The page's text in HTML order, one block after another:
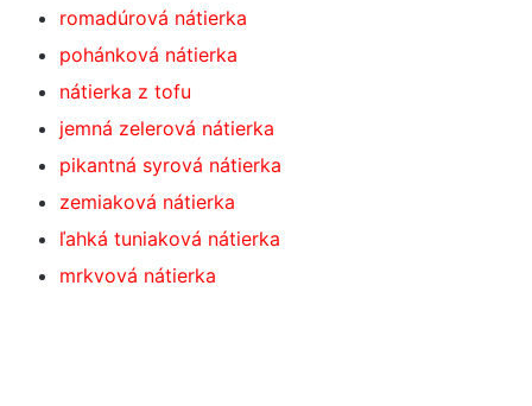
romadúrová nátierka
pohánková nátierka
nátierka z tofu
jemná zelerová nátierka
pikantná syrová nátierka
zemiaková nátierka
ľahká tuniaková nátierka
mrkvová nátierka